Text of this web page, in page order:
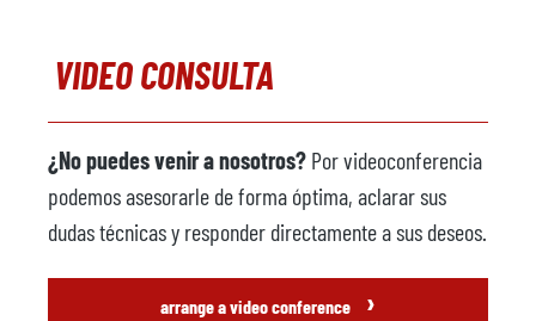
VIDEO CONSULTA
¿No puedes venir a nosotros? Por videoconferencia
podemos asesorarle de forma óptima, aclarar sus
dudas técnicas y responder directamente a sus deseos.
arrange a video conference ›